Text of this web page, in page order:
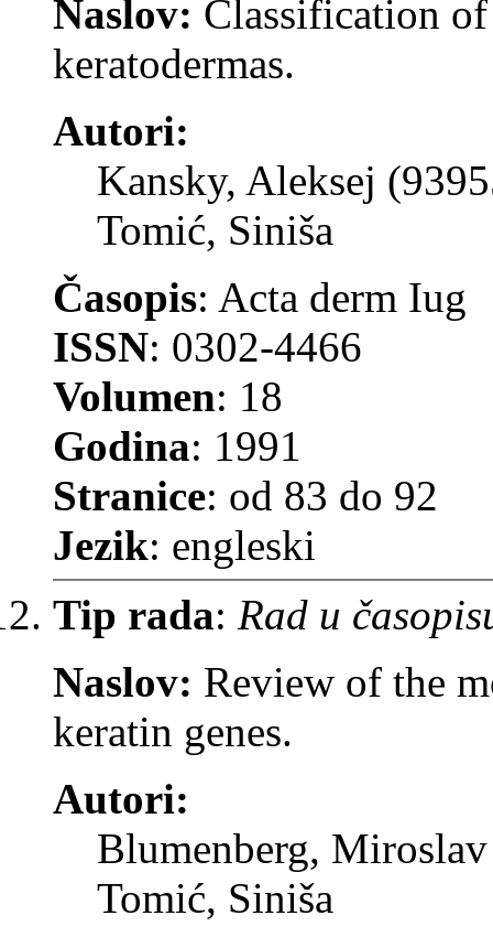
Naslov: Classification
keratodermas.
Autori:
Kansky, Aleksej
Tomić, Siniša
Časopis: Acta derm Iug
ISSN: 0302-4466
Volumen: 18
Godina: 1991
Stranice: od 83 do 92
Jezik: engleski
Tip rada: Rad u
Naslov: Review of the
keratin genes.
Autori:
Blumenberg, Miroslav
Tomić, Siniša